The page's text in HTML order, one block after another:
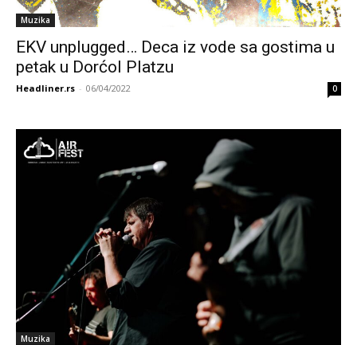
Muzika
EKV unplugged… Deca iz vode sa gostima u
petak u Dorćol Platzu
Headliner.rs - 06/04/2022 0
Muzika